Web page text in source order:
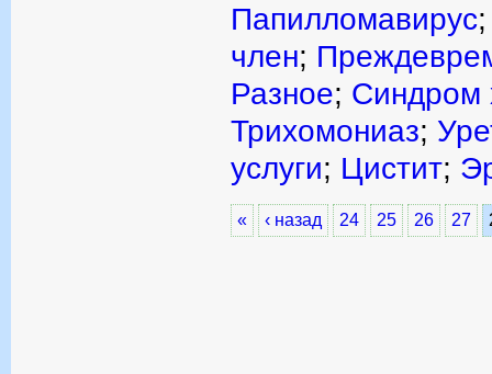
Папилломавирус
член;
Разное; Синдром
Трихомониаз;
услуги; Цистит;
« ‹ назад 24 25 26 27